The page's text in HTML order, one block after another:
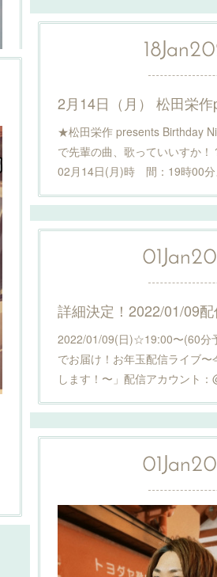
18Jan
★松田栄作 presents Birthday
で先輩の曲、歌っていいすか
02月14日(月)時 間：19時00
01Jan
2022/01/09(日)☆19:00〜(60分
でお届け！お年玉配信ライブ
します！〜」配信アカウント
01Jan